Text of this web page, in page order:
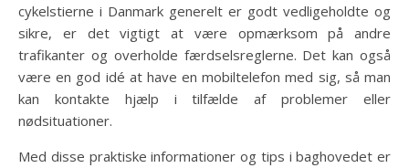
cykelstierne i Danmark generelt er godt vedligeholdte og
sikre, er det vigtigt at være opmærksom på andre
trafikanter og overholde færdselsreglerne. Det kan også
være en god idé at have en mobiltelefon med sig, så man
kan kontakte hjælp i tilfælde af problemer eller
nødsituationer.
Med disse praktiske informationer og tips i baghovedet er